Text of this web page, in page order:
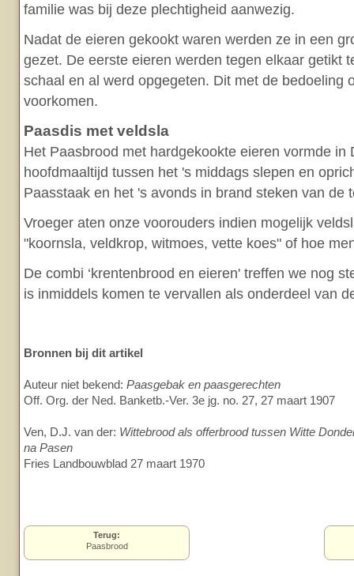
familie was bij deze plechtigheid aanwezig.
Nadat de eieren gekookt waren werden ze in een
gezet. De eerste eieren werden tegen elkaar getikt
schaal en al werd opgegeten. Dit met de bedoeling
voorkomen.
Paasdis met veldsla
Het Paasbrood met hardgekookte eieren vormde in
hoofdmaaltijd tussen het 's middags slepen en
Paasstaak en het 's avonds in brand steken van de
Vroeger aten onze voorouders indien mogelijk
"koornsla, veldkrop, witmoes, vette koes" of hoe
De combi ‘krentenbrood en eieren' treffen we nog
is inmiddels komen te vervallen als onderdeel van
Bronnen bij dit artikel
Auteur niet bekend: Paasgebak en paasgerechten
Off. Org. der Ned. Banketb.-Ver. 3e jg. no. 27, 27 maart 1907
Ven, D.J. van der: Wittebrood als offerbrood tussen Witte
na Pasen
Fries Landbouwblad 27 maart 1970
Terug:
Paasbrood